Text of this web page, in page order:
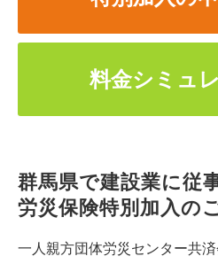
料金シミュ
群馬県で建設業に従
労災保険特別加入の
一人親方団体労災センター共